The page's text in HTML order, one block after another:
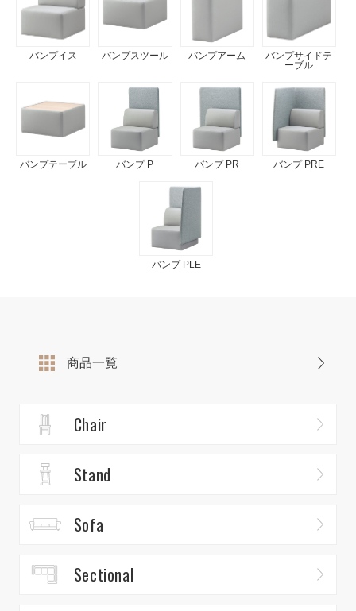
バンプイス バンプスツール バンプアーム
バンプサイドテ
ーブル
バンプテーブル バンプ P バンプ PR バンプ PRE
バンプ PLE
商品一覧
Chair
Stand
Sofa
Sectional